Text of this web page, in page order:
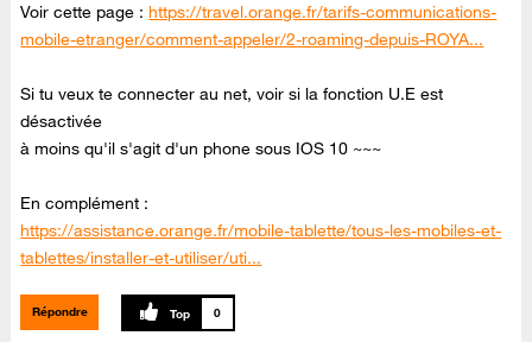
Voir cette page :https://travel.orange.fr/tarifs-communications-
mobile-etranger/comment-appeler/2-roaming-depuis-ROYA...
Si tu veux te connecter au net, voir si la fonction U.E est
désactivée
à moins qu'il s'agit d'un phone sous IOS 10 ~~~
En complément :
https://assistance.orange.fr/mobile-tablette/tous-les-mobiles-et-
tablettes/installer-et-utiliser/uti...
Répondre 0